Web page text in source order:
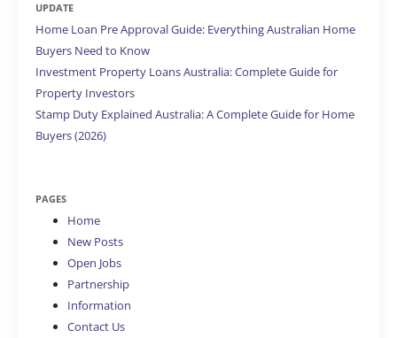
UPDATE
Home Loan Pre Approval Guide: Everything Australian Home
Buyers Need to Know
Investment Property Loans Australia: Complete Guide for
Property Investors
Stamp Duty Explained Australia: A Complete Guide for Home
Buyers (2026)
PAGES
Home
New Posts
Open Jobs
Partnership
Information
Contact Us